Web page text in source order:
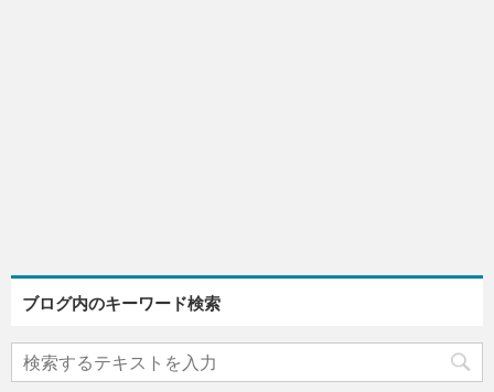
ブログ内のキーワード検索